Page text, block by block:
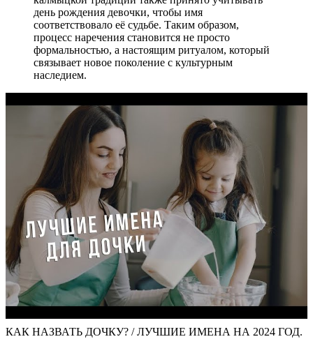
день рождения девочки, чтобы имя
соответствовало её судьбе. Таким образом,
процесс наречения становится не просто
формальностью, а настоящим ритуалом, который
связывает новое поколение с культурным
наследием.
КАК НАЗВАТЬ ДОЧКУ? / ЛУЧШИЕ ИМЕНА НА 2024 ГОД.